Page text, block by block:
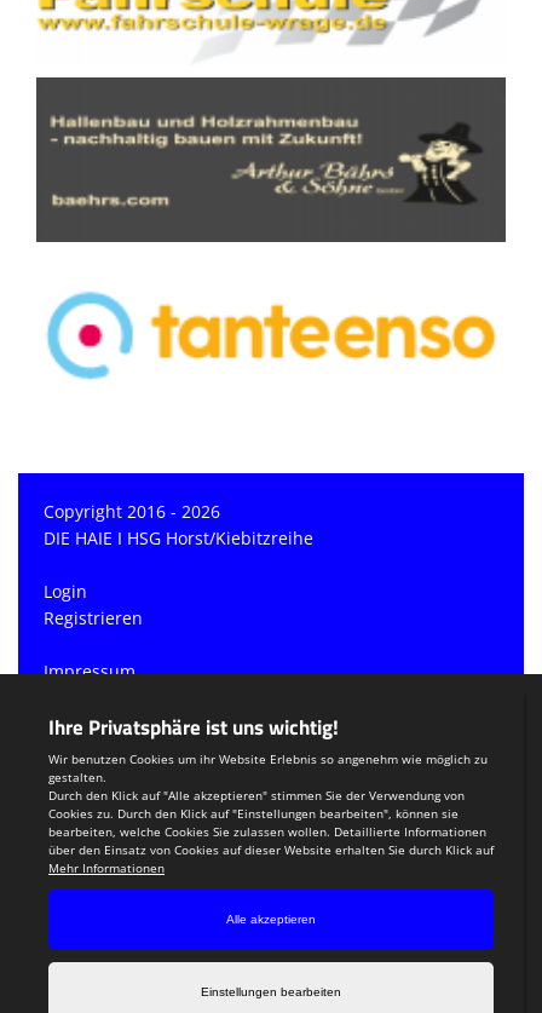
Copyright 2016 - 2026
DIE HAIE I HSG Horst/Kiebitzreihe
Login
Registrieren
Impressum
Teamsports 2
Dein Sportverein online